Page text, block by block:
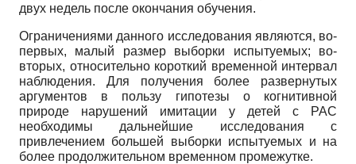
двух недель после окончания обучения.
Ограничениями данного исследования являются, во-
первых, малый размер выборки испытуемых; во-
вторых, относительно короткий временной интервал
наблюдения. Для получения более развернутых
аргументов в пользу гипотезы о когнитивной
природе нарушений имитации у детей с РАС
необходимы дальнейшие исследования с
привлечением большей выборки испытуемых и на
более продолжительном временном промежутке.